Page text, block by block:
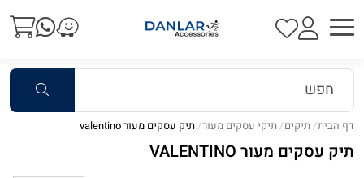
דף הבית תיקים תיקי עסקים מעור תיק עסקים מעור valentino
תיק עסקים מעור VALENTINO